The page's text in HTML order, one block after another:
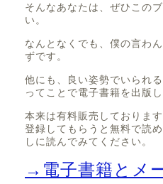
そんなあなたは、ぜひこの
い。
なんとなくでも、僕の言わ
ずです。
他にも、良い姿勢でいられ
ってことで電子書籍を出版し
本来は有料販売しておりま
登録してもらうと無料で読
しに読んでみてください。
→電子書籍とメ